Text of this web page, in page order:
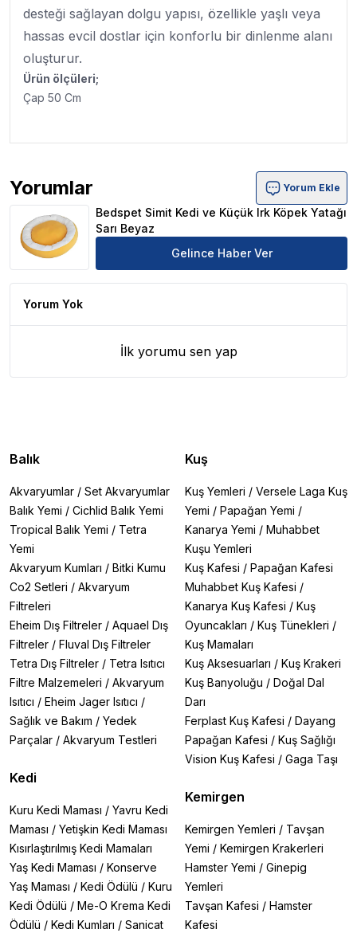
desteği sağlayan dolgu yapısı, özellikle yaşlı veya
hassas evcil dostlar için konforlu bir dinlenme alanı
oluşturur.
Ürün ölçüleri;
Çap 50 Cm
Yorumlar
Bedspet Simit Kedi ve Küçük Irk Köpek Yatağı Sarı
Yorum Ekle
Bedspet Simit Kedi ve Küçük Irk Köpek Yatağı
Sarı Beyaz
Gelince Haber Ver
Yorum Yok
İlk yorumu sen yap
Balık
Akvaryumlar / Set Akvaryumlar
Balık Yemi / Cichlid Balık Yemi
Tropical Balık Yemi / Tetra
Yemi
Akvaryum Kumları / Bitki Kumu
Co2 Setleri / Akvaryum
Filtreleri
Eheim Dış Filtreler / Aquael Dış
Filtreler / Fluval Dış Filtreler
Tetra Dış Filtreler / Tetra Isıtıcı
Filtre Malzemeleri / Akvaryum
Isıtıcı / Eheim Jager Isıtıcı /
Sağlık ve Bakım / Yedek
Parçalar / Akvaryum Testleri
Kedi
Kuru Kedi Maması / Yavru Kedi
Maması / Yetişkin Kedi Maması
Kısırlaştırılmış Kedi Mamaları
Yaş Kedi Maması / Konserve
Yaş Maması / Kedi Ödülü / Kuru
Kedi Ödülü / Me-O Krema Kedi
Ödülü / Kedi Kumları / Sanicat
Kuş
Kuş Yemleri / Versele Laga Kuş
Yemi / Papağan Yemi /
Kanarya Yemi / Muhabbet
Kuşu Yemleri
Kuş Kafesi / Papağan Kafesi
Muhabbet Kuş Kafesi /
Kanarya Kuş Kafesi / Kuş
Oyuncakları / Kuş Tünekleri /
Kuş Mamaları
Kuş Aksesuarları / Kuş Krakeri
Kuş Banyoluğu / Doğal Dal
Darı
Ferplast Kuş Kafesi / Dayang
Papağan Kafesi / Kuş Sağlığı
Vision Kuş Kafesi / Gaga Taşı
Kemirgen
Kemirgen Yemleri / Tavşan
Yemi / Kemirgen Krakerleri
Hamster Yemi / Ginepig
Yemleri
Tavşan Kafesi / Hamster
Kafesi